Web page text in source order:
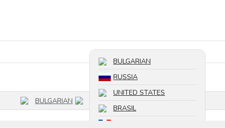
BULGARIAN
BULGARIAN
RUSSIA
UNITED STATES
BRASIL